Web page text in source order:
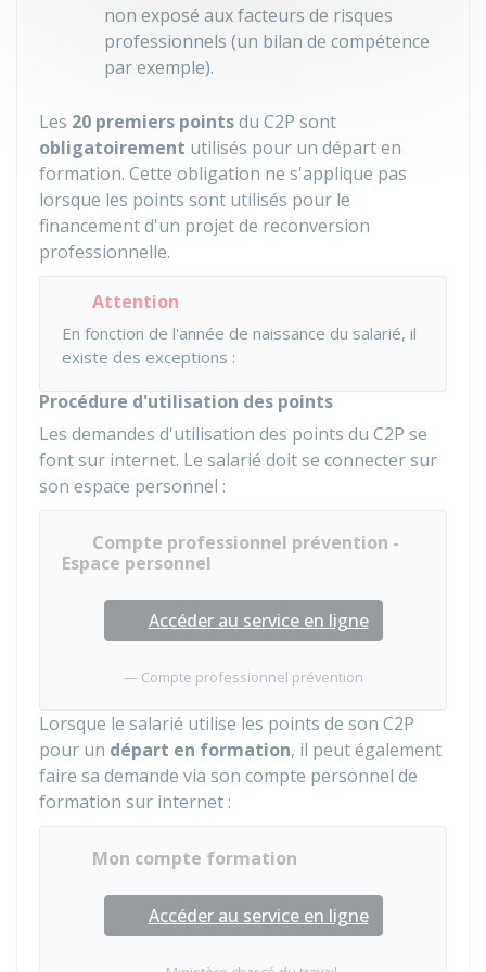
non exposé aux facteurs de risques
professionnels (un bilan de compétence
par exemple).
Les 20 premiers pointsdu C2P sont
obligatoirement utilisés pour un départ en
formation. Cette obligation ne s'applique pas
lorsque les points sont utilisés pour le
financement d'un projet de reconversion
professionnelle.
Attention
En fonction de l'année de naissance du salarié, il
existe des exceptions :
Procédure d'utilisation des points
Les demandes d'utilisation des points du C2P se
font sur internet. Le salarié doit se connecter sur
son espace personnel :
Compte professionnel prévention -
Espace personnel
Accéder au service en ligne
Compte professionnel prévention
Lorsque le salarié utilise les points de son C2P
pour un départ en formation, il peut également
faire sa demande via son compte personnel de
formation sur internet :
Mon compte formation
Accéder au service en ligne